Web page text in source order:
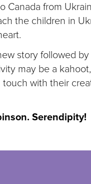
Canada from
the children in
story followed
may be a
with their
Serendipity!